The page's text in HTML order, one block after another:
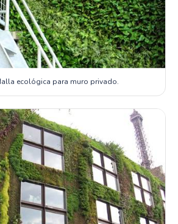
ecológica para muro privado.